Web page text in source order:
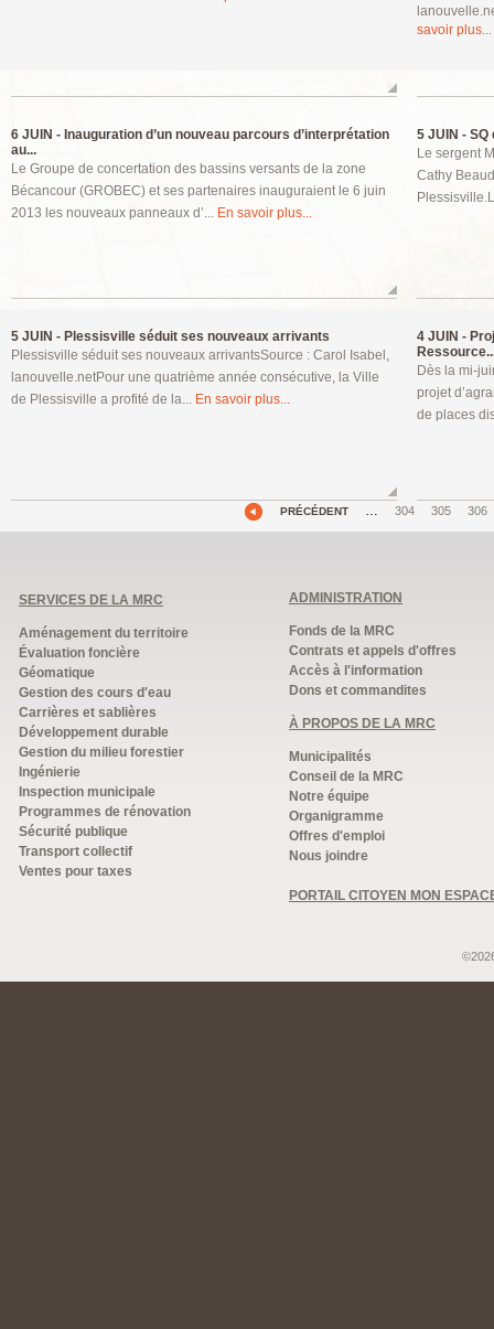
savoir plus...
6 JUIN - Inauguration d’un nouveau parcours d’interprétation
au...
Le Groupe de concertation des bassins versants de la zone
Bécancour (GROBEC) et ses partenaires inauguraient le 6 juin
2013 les nouveaux panneaux d’... En savoir plus...
5 JUIN - SQ
Le sergent
Cathy
5 JUIN - Plessisville séduit ses nouveaux arrivants
Plessisville séduit ses nouveaux arrivantsSource : Carol Isabel,
lanouvelle.netPour une quatrième année consécutive, la Ville
de Plessisville a profité de la... En savoir plus...
4 JUIN -
Dès la mi-
projet
de places
PRÉCÉDENT … 304 305 306
SERVICES DE LA MRC
Aménagement du territoire
Évaluation foncière
Géomatique
Gestion des cours d'eau
Carrières et sablières
Développement durable
Gestion du milieu forestier
Ingénierie
Inspection municipale
Programmes de rénovation
Sécurité publique
Transport collectif
Ventes pour taxes
ADMINISTRATION
Fonds de la MRC
Contrats et appels d'offres
Accès à l'information
Dons et commandites
À PROPOS DE LA MRC
Municipalités
Conseil de la MRC
Notre équipe
Organigramme
Offres d'emploi
Nous joindre
PORTAIL CITOYEN MON